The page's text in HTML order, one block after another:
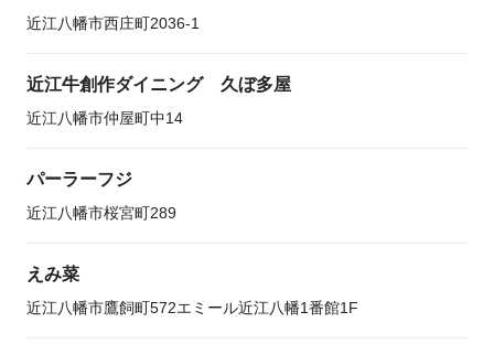
近江八幡市西庄町2036-1
近江牛創作ダイニング 久ぼ多屋
近江八幡市仲屋町中14
パーラーフジ
近江八幡市桜宮町289
えみ菜
近江八幡市鷹飼町572エミール近江八幡1番館1F